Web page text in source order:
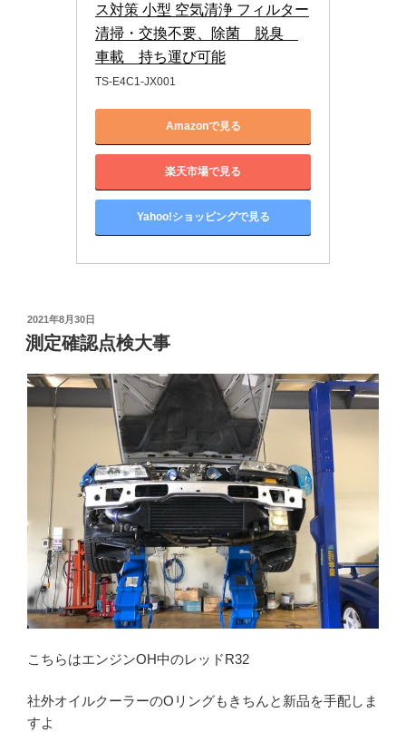
ス対策 小型 空気清浄 フィルター
清掃・交換不要、除菌　脱臭
車載　持ち運び可能
TS-E4C1-JX001
Amazonで見る
楽天市場で見る
Yahoo!ショッピングで見る
投
稿
日:
2021年8月30日
測定確認点検大事
こちらはエンジンOH中のレッドR32
社外オイルクーラーのOリングもきちんと新品を手配しま
すよ